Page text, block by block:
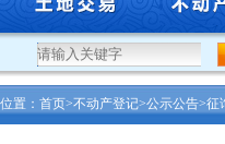
... ·沈阳市自然资源局关于公布沈
置： 首页>不动产登记>公示公告>征